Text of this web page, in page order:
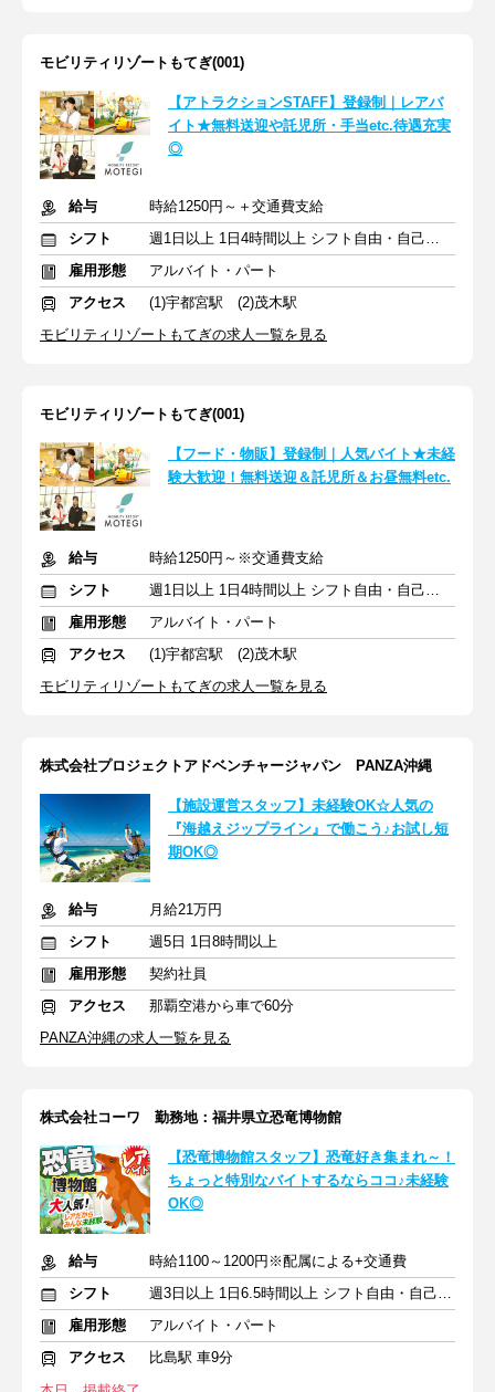
モビリティリゾートもてぎ(001)
【アトラクションSTAFF】登録制｜レアバ
イト★無料送迎や託児所・手当etc.待遇充実
◎
給与
時給1250円～＋交通費支給
シフト
週1日以上 1日4時間以上 シフト自由・自己申告
雇用形態
アルバイト・パート
アクセス
(1)宇都宮駅 (2)茂木駅
モビリティリゾートもてぎの求人一覧を見る
モビリティリゾートもてぎ(001)
【フード・物販】登録制｜人気バイト★未経
験大歓迎！無料送迎＆託児所＆お昼無料etc.
給与
時給1250円～※交通費支給
シフト
週1日以上 1日4時間以上 シフト自由・自己申告
雇用形態
アルバイト・パート
アクセス
(1)宇都宮駅 (2)茂木駅
モビリティリゾートもてぎの求人一覧を見る
株式会社プロジェクトアドベンチャージャパン PANZA沖縄
【施設運営スタッフ】未経験OK☆人気の
『海越えジップライン』で働こう♪お試し短
期OK◎
給与
月給21万円
シフト
週5日 1日8時間以上
雇用形態
契約社員
アクセス
那覇空港から車で60分
PANZA沖縄の求人一覧を見る
株式会社コーワ 勤務地：福井県立恐竜博物館
【恐竜博物館スタッフ】恐竜好き集まれ～！
ちょっと特別なバイトするならココ♪未経験
OK◎
給与
時給1100～1200円※配属による+交通費
シフト
週3日以上 1日6.5時間以上 シフト自由・自己申告
雇用形態
アルバイト・パート
アクセス
比島駅 車9分